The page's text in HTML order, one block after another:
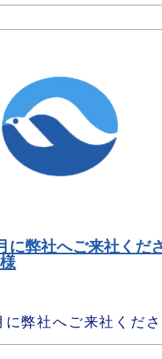
に弊社へご来社くだ
弊社へご来社くだ